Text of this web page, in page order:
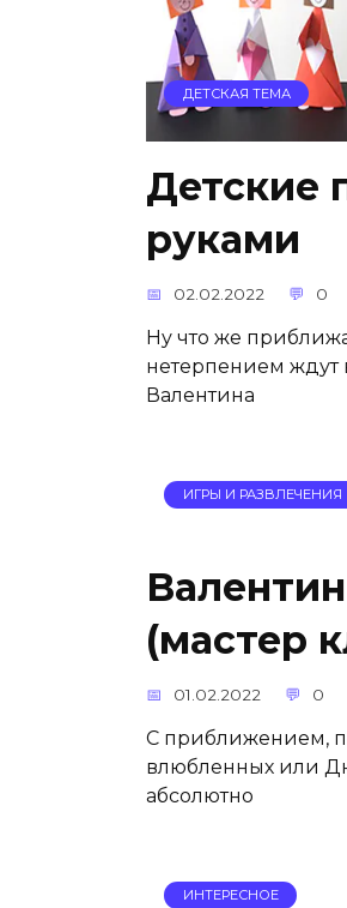
ДЕТСКАЯ ТЕМА
Детские
руками
02.02.2022 0
Ну что же
нетерпением ждут
Валентина
ИГРЫ И РАЗВЛЕЧЕНИЯ
(мастер
01.02.2022 0
С приближением,
влюбленных или
абсолютно
ИНТЕРЕСНОЕ